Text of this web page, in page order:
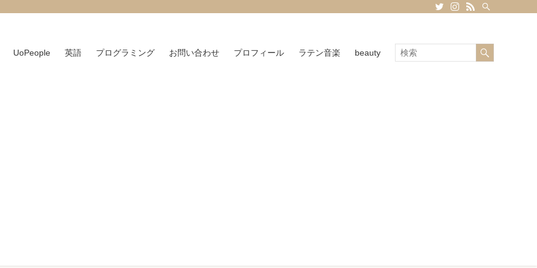
UoPeople 英語 プログラミング お問い合わせ プロフィール ラテン音楽 beauty